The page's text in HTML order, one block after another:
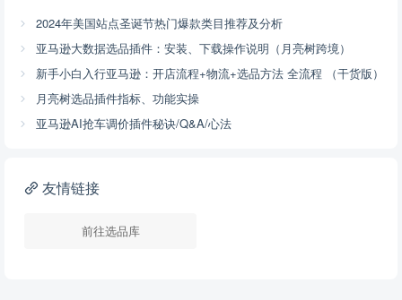
2024年美国站点圣诞节热门爆款类目推荐及分析
亚马逊大数据选品插件：安装、下载操作说明（月亮树跨境）
新手小白入行亚马逊：开店流程+物流+选品方法 全流程 （干货版）
月亮树选品插件指标、功能实操
亚马逊AI抢车调价插件秘诀/Q&A/心法
友情链接
前往选品库